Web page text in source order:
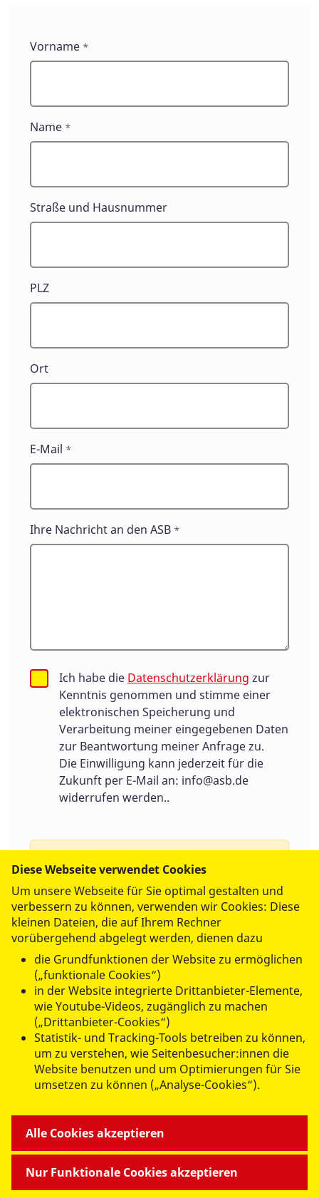
Vorname *
Name *
Straße und Hausnummer
PLZ
Ort
E-Mail *
Ihre Nachricht an den ASB *
Ich habe die Datenschutzerklärung zur
Kenntnis genommen und stimme einer
elektronischen Speicherung und
Verarbeitung meiner eingegebenen Daten
zur Beantwortung meiner Anfrage zu.
Die Einwilligung kann jederzeit für die
Zukunft per E-Mail an: info@asb.de
widerrufen werden..
Um Spam zu vermeiden benutzen wir
Google Recaptcha, ein Service von Google
LLC. Weitere Informationen erhalten Sie in
unserer Datenschutzerklärung . Damit das
Formular gesendet werden kann, müssen
Sie die Drittanbieter Cookies akzeptieren.
Drittanbieter-Cookies akzeptieren
Abschicken
MITMACHEN & HELFEN
Diese Webseite verwendet Cookies
Um unsere Webseite für Sie optimal gestalten und
verbessern zu können, verwenden wir Cookies: Diese
kleinen Dateien, die auf Ihrem Rechner
vorübergehend abgelegt werden, dienen dazu
die Grundfunktionen der Website zu ermöglichen
(„funktionale Cookies“)
in der Website integrierte Drittanbieter-Elemente,
wie Youtube-Videos, zugänglich zu machen
(„Drittanbieter-Cookies“)
Statistik- und Tracking-Tools betreiben zu können,
um zu verstehen, wie Seitenbesucher:innen die
Website benutzen und um Optimierungen für Sie
umsetzen zu können („Analyse-Cookies“).
Nur Funktionale Cookies akzeptieren
Alle Cookies akzeptieren